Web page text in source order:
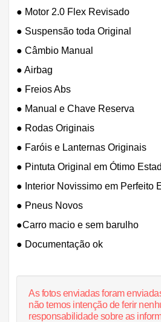
● Motor 2.0 Flex Revisado
● Suspensão toda Original
● Câmbio Manual
● Airbag
● Freios Abs
● Manual e Chave Reserva
● Rodas Originais
● Faróis e Lanternas Originais
● Pintuta Original em Ótimo
● Interior Novissimo em Perfeito
● Pneus Novos
●Carro macio e sem barulho
● Documentação ok
As fotos enviadas foram
não temos intenção de ferir
responsabilidade sobre as